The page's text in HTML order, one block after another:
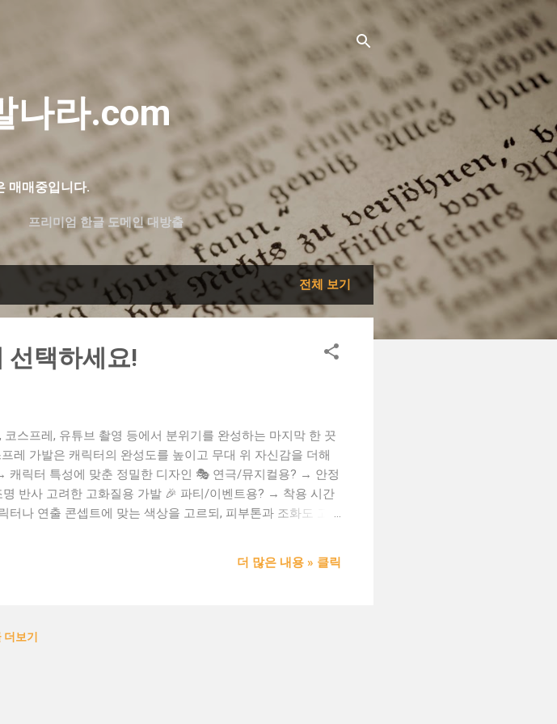
나라.com
매매중입니다.
프리미엄 한글 도메인 대방출
전체 보기
선택하세요!
스프레, 유튜브 촬영 등에서 분위기를 완성하는 마지막 한 끗
레 가발은 캐릭터의 완성도를 높이고 무대 위 자신감을 더해
캐릭터 특성에 맞춘 정밀한 디자인 🎭 연극/뮤지컬용? → 안정
반사 고려한 고화질용 가발 🎉 파티/이벤트용? → 착용 시간
나 연출 콘셉트에 맞는 색상을 고르되, 피부톤과 조화도 고려
한 물에 중성세제로 세척 ✅ 자연 건조 필수 (드라이기 X) ✅
가발나라.com 은 귀하의 콘텐츠 또는 쇼핑몰에 강력한 인지
더 많은 내용 » 클릭
더보기